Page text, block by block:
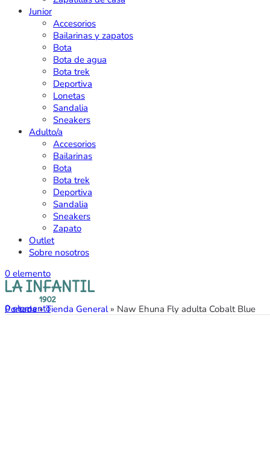
Junior
Accesorios
Bailarinas y zapatos
Bota
Bota de agua
Bota trek
Deportiva
Lonetas
Sandalia
Sneakers
Adulto/a
Accesorios
Bailarinas
Bota
Bota trek
Deportiva
Sandalia
Sneakers
Zapato
Outlet
Sobre nosotros
0 elemento
0elemento
Portada»Tienda General» Naw Ehuna Fly adulta Cobalt Blue